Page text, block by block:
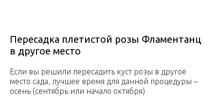
Пересадка плетистой розы Фламентанц
в другое место
Если вы решили пересадить куст розы в другое
место сада, лучшее время для данной процедуры –
осень (сентябрь или начало октября)